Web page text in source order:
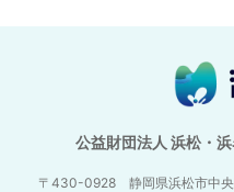
公益財団法人 浜松・
〒430-0928 静岡県浜松市中央